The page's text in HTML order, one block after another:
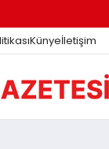
Künyeİletişim